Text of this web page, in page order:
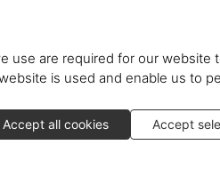
use are required for our website
is used and enable us to
Accept all cookies Accept